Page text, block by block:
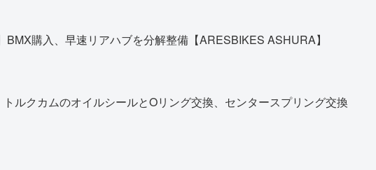
BMX購入、早速リアハブを分解整備【ARESBIKES ASHURA】
トルクカムのオイルシールとOリング交換、センタースプリング交換